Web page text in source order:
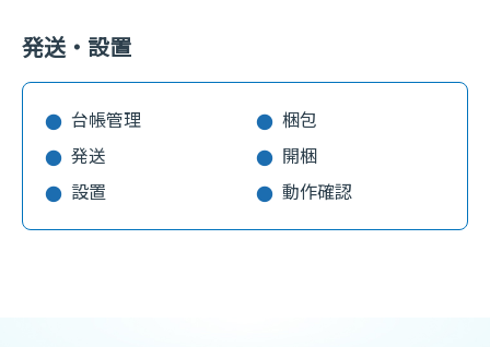
発送・設置
台帳管理
梱包
発送
開梱
設置
動作確認